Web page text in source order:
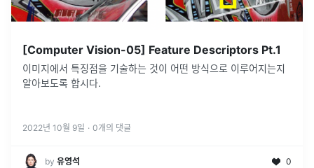
[Computer Vision-05] Feature Descriptors Pt.1
이미지에서 특징점을 기술하는 것이 어떤 방식으로 이루어지는지
알아보도록 합시다.
2022년 10월 9일 · 0개의 댓글
by 유영석 0